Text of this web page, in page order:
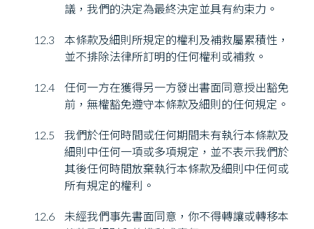
議，我們的決定為最終決定並具有約束力。
12.3
本條款及細則所規定的權利及補救屬累積性，
並不排除法律所訂明的任何權利或補救。
12.4
任何一方在獲得另一方發出書面同意授出豁免
前，無權豁免遵守本條款及細則的任何規定。
12.5
我們於任何時間或任何期間未有執行本條款及
細則中任何一項或多項規定，並不表示我們於
其後任何時間放棄執行本條款及細則中任何或
所有規定的權利。
12.6
未經我們事先書面同意，你不得轉讓或轉移本